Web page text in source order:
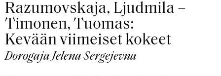
Razumovskaja, Ljudmila –
Timonen, Tuomas:
Kevään viimeiset kokeet
Dorogaja Jelena Sergejevna